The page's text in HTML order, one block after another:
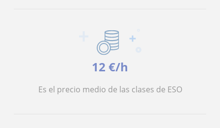
12 €/h
Es el precio medio de las clases de ESO